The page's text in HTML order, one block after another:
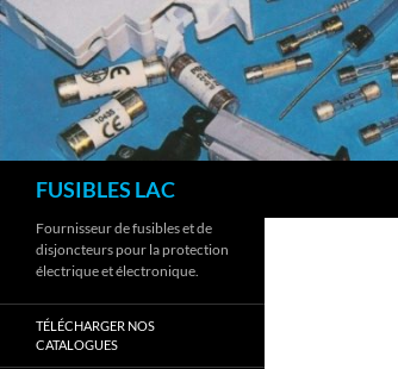
Aller
au
contenu
FUSIBLES LAC
Fournisseur de fusibles et de
disjoncteurs pour la protection
électrique et électronique.
TÉLÉCHARGER NOS
CATALOGUES